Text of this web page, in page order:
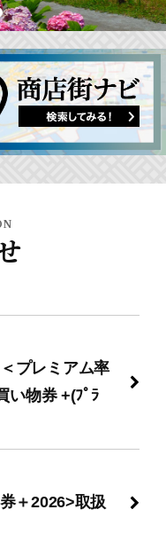
プレミアム率
い物券 +(ﾌﾟﾗ
＋2026>取扱